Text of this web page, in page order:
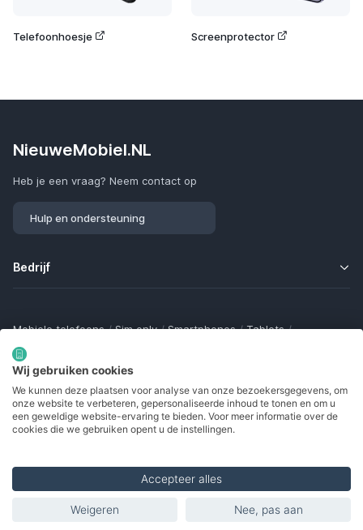
Telefoonhoesje Screenprotector
NieuweMobiel.NL
Heb je een vraag? Neem contact op
Hulp en ondersteuning
Bedrijf
Mobiele telefoons / Sim only / Smartphones / Tablets /
Smartwatches
Bluetooth trackers / Opladers
Samsung Galaxy
Gamingtelefoons / Foldables / Robuuste telefoons /
Seniorentelefoons / Waterdichte telefoons / Refurbished
© 2002 - 2026. Alle rechten voorbehouden
Toon abonnement filters
Wij gebruiken cookies
We kunnen deze plaatsen voor analyse van onze bezoekersgegevens, om
onze website te verbeteren, gepersonaliseerde inhoud te tonen en om u
een geweldige website-ervaring te bieden. Voor meer informatie over de
cookies die we gebruiken opent u de instellingen.
Accepteer alles
Weigeren Nee, pas aan